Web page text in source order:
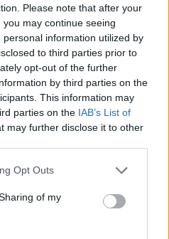
Please note that after your
may continue seeing
information utilized by
to third parties prior to
opt-out of the further
by third parties on the
This information may
parties on the IAB’s List of
may further disclose it to other
Opt Outs
of my
osan lentää
–
rajoitus